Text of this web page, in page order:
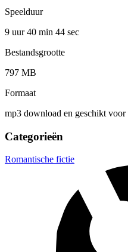
Speelduur
9 uur 40 min 44 sec
Bestandsgrootte
797 MB
Formaat
mp3 download en geschikt
Categorieën
Romantische fictie